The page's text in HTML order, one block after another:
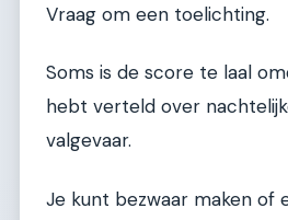
Vraag om een toelichting.
Soms is de score te laal
hebt verteld over
valgevaar.
Je kunt bezwaar maken of